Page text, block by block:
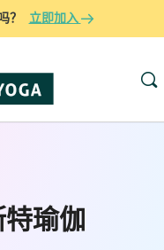
？ 立即加入
瑜伽